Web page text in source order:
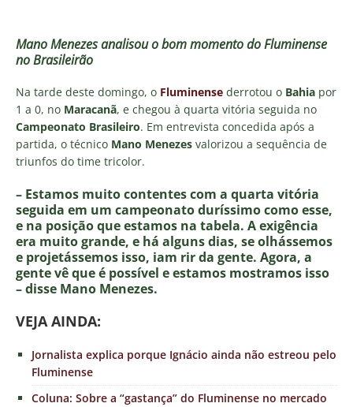
Mano Menezes analisou o bom momento do Fluminense
no Brasileirão
Na tarde deste domingo, o Fluminense derrotou o Bahia por
1 a 0, no Maracanã, e chegou à quarta vitória seguida no
Campeonato Brasileiro. Em entrevista concedida após a
partida, o técnico Mano Menezes valorizou a sequência de
triunfos do time tricolor.
– Estamos muito contentes com a quarta vitória
seguida em um campeonato duríssimo como esse,
e na posição que estamos na tabela. A exigência
era muito grande, e há alguns dias, se olhássemos
e projetássemos isso, iam rir da gente. Agora, a
gente vê que é possível e estamos mostramos isso
– disse Mano Menezes.
VEJA AINDA:
Jornalista explica porque Ignácio ainda não estreou pelo
Fluminense
Coluna: Sobre a “gastança” do Fluminense no mercado